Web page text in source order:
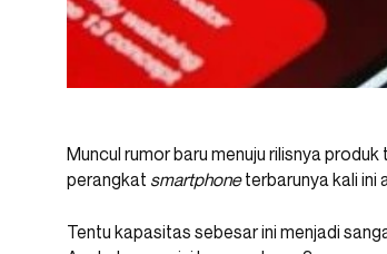
Muncul rumor baru menuju rilisnya produk
perangkat smartphoneterbarunya kali ini
Tentu kapasitas sebesar ini menjadi